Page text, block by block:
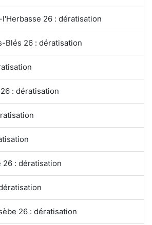
26 : dératisation
Blés 26 : dératisation
: dératisation
: dératisation
26 : dératisation